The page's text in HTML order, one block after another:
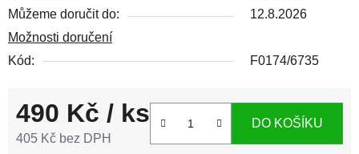
Můžeme doručit do:
12.8.2026
Možnosti doručení
Kód:
F0174/6735
490 Kč / ks
405 Kč bez DPH
DO KOŠÍKU